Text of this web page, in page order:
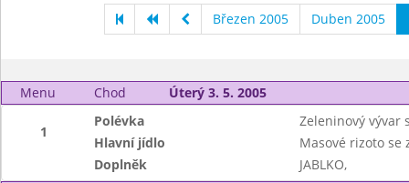
Březen 2005 Duben 2005
Menu Chod Úterý 3. 5. 2005
1
Polévka
Zeleninový vývar
Hlavní jídlo
Masové rizoto se
Doplněk
JABLKO,